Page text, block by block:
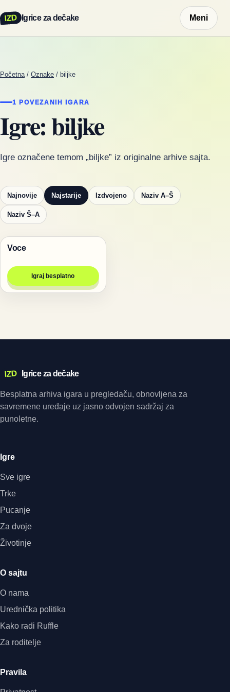
IZD Igrice za dečake Meni
Početna / Oznake / biljke
1 POVEZANIH IGARA
Igre: biljke
Igre označene temom „biljke” iz originalne arhive sajta.
Najnovije Najstarije Izdvojeno Naziv A–Š
Naziv Š–A
Igre
Voce
Igraj besplatno
IZD Igrice za dečake
Besplatna arhiva igara u pregledaču, obnovljena za
savremene uređaje uz jasno odvojen sadržaj za
punoletne.
Igre
Sve igre
Trke
Pucanje
Za dvoje
Životinje
O sajtu
O nama
Urednička politika
Kako radi Ruffle
Za roditelje
Pravila